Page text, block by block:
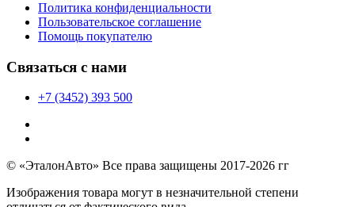
Политика конфиденциальности
Пользовательское соглашение
Помощь покупателю
Связаться с нами
+7 (3452) 393 500
© «ЭталонАвто» Все права защищены 2017-2026 гг
Изображения товара могут в незначительной степени